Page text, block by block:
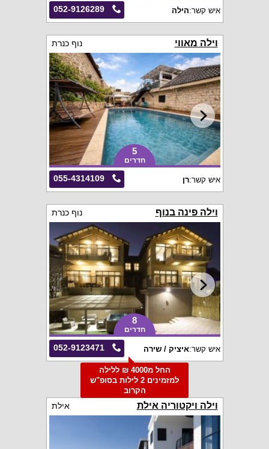
052-9126289 איש קשר:הילה
וילה מאווי נוף כנרת
5
חדרים
055-4314109 איש קשר:רן
וילה פינה בנוף נוף כנרת
8
חדרים
052-9123471 איש קשר:איציק / שירה
החל מ4000 ₪ ללילה
למזמינים 2 לילות בסופ"ש
הקרוב
וילה ויקטוריה אילת אילת